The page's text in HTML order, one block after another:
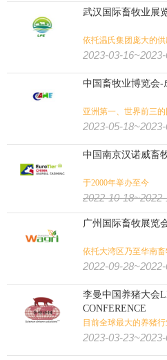
武汉国际畜牧业展
依托温氏集团庞大的
2023-03-
中国畜牧业博览会-
亚洲第一、世界前三
2023-05-
中国南京汉诺威畜
于2000年举办至今
2022-10-
广州国际畜牧展览
依托大湾区乃至华南
2022-09-
李曼中国养猪大会
CONFERENCE
目前全球最大的养猪
2023-03-